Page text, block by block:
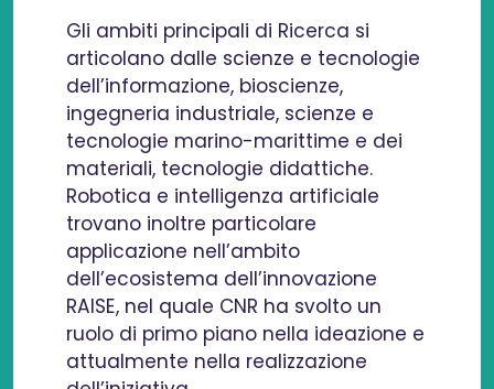
Gli ambiti principali di Ricerca si
articolano dalle scienze e tecnologie
dell’informazione, bioscienze,
ingegneria industriale, scienze e
tecnologie marino-marittime e dei
materiali, tecnologie didattiche.
Robotica e intelligenza artificiale
trovano inoltre particolare
applicazione nell’ambito
dell’ecosistema dell’innovazione
RAISE, nel quale CNR ha svolto un
ruolo di primo piano nella ideazione e
attualmente nella realizzazione